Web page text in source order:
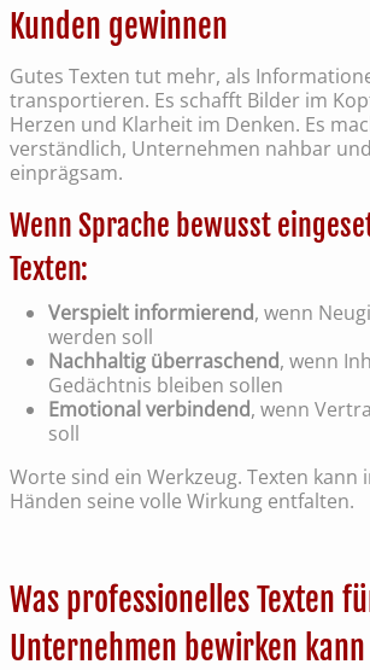
Kunden gewinnen
Gutes Texten tut mehr, als
transportieren. Es schafft Bilder im
Herzen und Klarheit im Denken. Es
verständlich, Unternehmen nahbar
einprägsam.
Wenn Sprache bewusst
Texten:
Verspielt informierend, wenn
werden soll
Nachhaltig überraschend, wenn
Gedächtnis bleiben sollen
Emotional verbindend, wenn
soll
Worte sind ein Werkzeug. Texten kann
Händen seine volle Wirkung entfalten.
Was professionelles Texten
Unternehmen bewirken kann